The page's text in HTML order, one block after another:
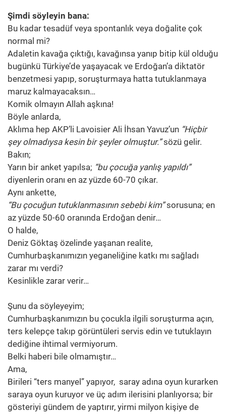
Şimdi söyleyin bana:
Bu kadar tesadüf veya spontanlık veya doğalite çok
normal mi?
Adaletin kavağa çıktığı, kavağınsa yanıp bitip kül olduğu
bugünkü Türkiye’de yaşayacak ve Erdoğan’a diktatör
benzetmesi yapıp, soruşturmaya hatta tutuklanmaya
maruz kalmayacaksın…
Komik olmayın Allah aşkına!
Böyle anlarda,
Aklıma hep AKP’li Lavoisier Ali İhsan Yavuz’un “Hiçbir
şey olmadıysa kesin bir şeyler olmuştur.”sözü gelir.
Bakın;
Yarın bir anket yapılsa; “bu çocuğa yanlış yapıldı”
diyenlerin oranı en az yüzde 60-70 çıkar.
Aynı ankette,
“Bu çocuğun tutuklanmasının sebebi kim”sorusuna; en
az yüzde 50-60 oranında Erdoğan denir…
O halde,
Deniz Göktaş özelinde yaşanan realite,
Cumhurbaşkanımızın yeganeliğine katkı mı sağladı
zarar mı verdi?
Kesinlikle zarar verir…
Şunu da söyleyeyim;
Cumhurbaşkanımızın bu çocukla ilgili soruşturma açın,
ters kelepçe takıp görüntüleri servis edin ve tutuklayın
dediğine ihtimal vermiyorum.
Belki haberi bile olmamıştır…
Ama,
Birileri “ters manyel” yapıyor, saray adına oyun kurarken
saraya oyun kuruyor ve üç adım ilerisini planlıyorsa; bir
gösteriyi gündem de yaptırır, yirmi milyon kişiye de